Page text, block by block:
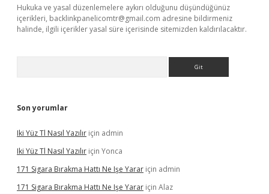
Hukuka ve yasal düzenlemelere aykırı olduğunu düşündüğünüz
içerikleri, backlinkpanelicomtr@gmail.com adresine bildirmeniz
halinde, ilgili içerikler yasal süre içerisinde sitemizden kaldırılacaktır.
Son yorumlar
Iki Yüz Tl Nasıl Yazılır için admin
Iki Yüz Tl Nasıl Yazılır için Yonca
171 Sigara Bırakma Hattı Ne Işe Yarar için admin
171 Sigara Bırakma Hattı Ne Işe Yarar için Alaz